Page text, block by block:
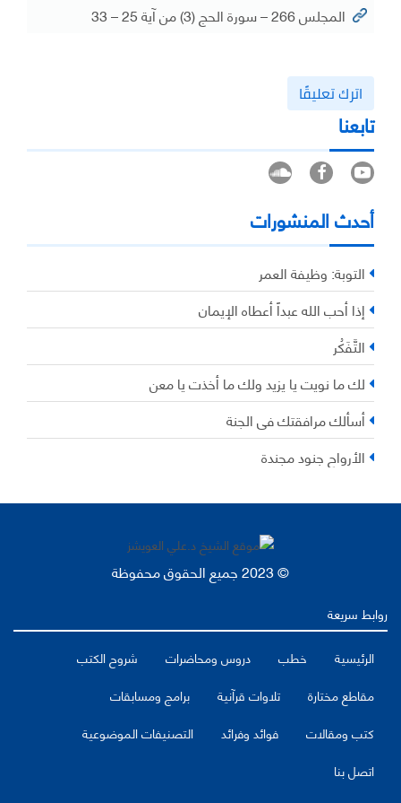
المجلس 266 – سورة الحج (3) من آية 25 – 33
اترك تعليقًا
تابعنا
أحدث المنشورات
التوبة: وظيفة العمر
إذا أحب الله عبداً أعطاه الإيمان
التَّفَكُر
لك ما نويت يا يزيد ولك ما أخذت يا معن
أسألك مرافقتك في الجنة
الأرواح جنود مجندة
© 2023 جميع الحقوق محفوظة
روابط سريعة
الرئيسية
خطب دروس ومحاضرات
شروح الكتب
مقاطع مختارة
تلاوات قرآنية
برامج ومسابقات
كتب ومقالات
فوائد وفرائد
التصنيفات الموضوعية
اتصل بنا